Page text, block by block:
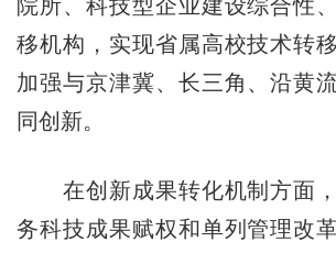
院所、科技型企业建设综合性
移机构，实现省属高校技术转
加强与京津冀、长三角、沿黄
同创新。
在创新成果转化机制方面，
务科技成果赋权和单列管理改